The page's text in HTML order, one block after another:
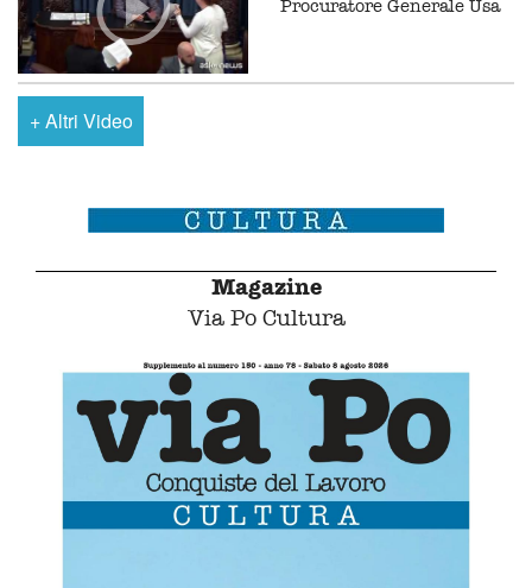
Procuratore Generale Usa
+Altri Video
Magazine
Via Po Cultura